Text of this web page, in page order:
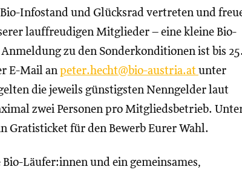
Infostand und Glücksrad vertreten und
lauffreudigen Mitglieder – eine kleine Bio-
zu den Sonderkonditionen ist bis 25.
E-Mail anpeter.hecht@bio-austria.at unter
die jeweils günstigsten Nenngelder laut
zwei Personen pro Mitgliedsbetrieb.
Gratisticket für den Bewerb Eurer Wahl.
Läufer:innen und ein gemeinsames,